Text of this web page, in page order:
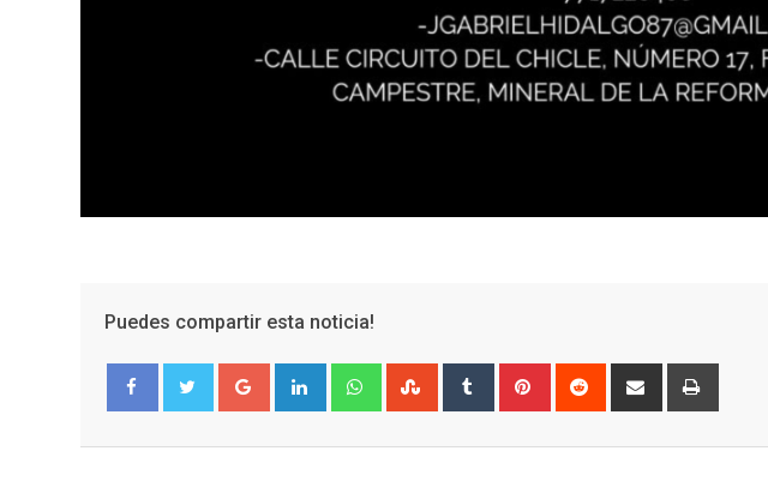
Puedes compartir esta noticia!
Google+ LinkedIn WhatsappStumbleUpon
Tumblr Pinterest Reddit
Share